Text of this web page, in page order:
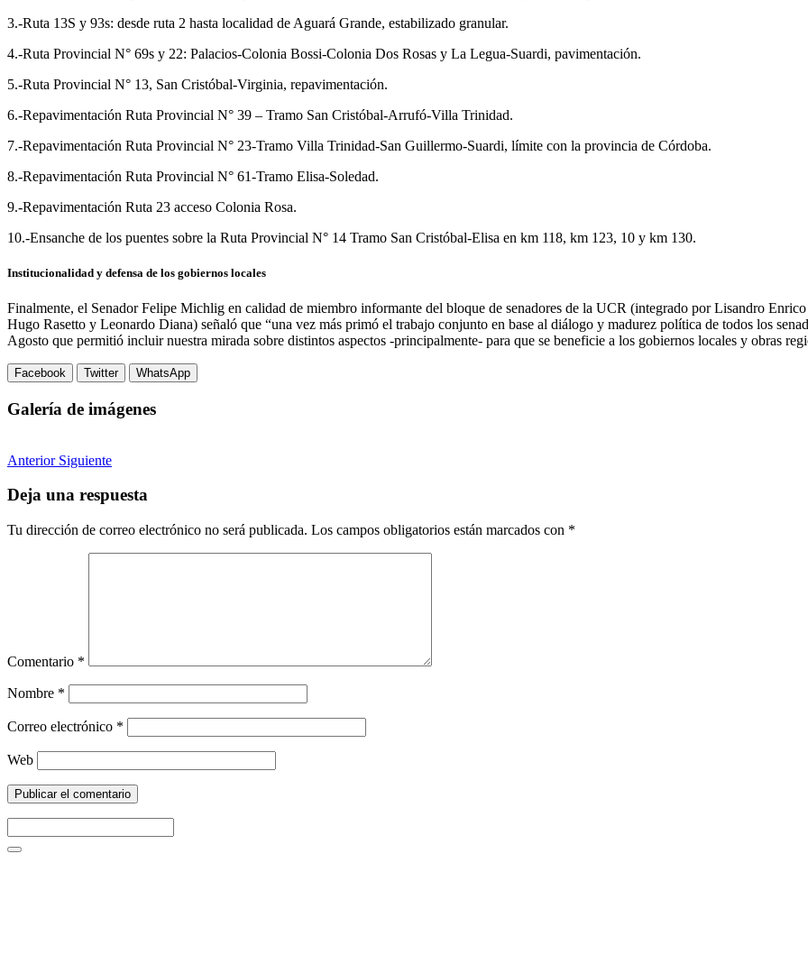
3.-Ruta 13S y 93s: desde ruta 2 hasta localidad de Aguará Grande, estabilizado granular.
4.-Ruta Provincial N° 69s y 22: Palacios-Colonia Bossi-Colonia Dos Rosas y La Legua-Suardi, pavimentación.
5.-Ruta Provincial N° 13, San Cristóbal-Virginia, repavimentación.
6.-Repavimentación Ruta Provincial N° 39 – Tramo San Cristóbal-Arrufó-Villa Trinidad.
7.-Repavimentación Ruta Provincial N° 23-Tramo Villa Trinidad-San Guillermo-Suardi, límite con la provincia de Córdoba.
8.-Repavimentación Ruta Provincial N° 61-Tramo Elisa-Soledad.
9.-Repavimentación Ruta 23 acceso Colonia Rosa.
10.-Ensanche de los puentes sobre la Ruta Provincial N° 14 Tramo San Cristóbal-Elisa en km 118, km 123, 10 y km 130.
Institucionalidad y defensa de los gobiernos locales
Finalmente, el Senador Felipe Michlig en calidad de miembro informante del bloque de senadores de la UCR (integrado por Lisandro
Hugo Rasetto y Leonardo Diana) señaló que “una vez más primó el trabajo conjunto en base al diálogo y madurez política de todos los
Agosto que permitió incluir nuestra mirada sobre distintos aspectos -principalmente- para que se beneficie a los gobiernos locales y obras
Facebook Twitter WhatsApp
Galería de imágenes
Anterior Siguiente
Deja una respuesta
Tu dirección de correo electrónico no será publicada. Los campos obligatorios están marcados con *
Comentario *
Nombre *
Correo electrónico *
Web